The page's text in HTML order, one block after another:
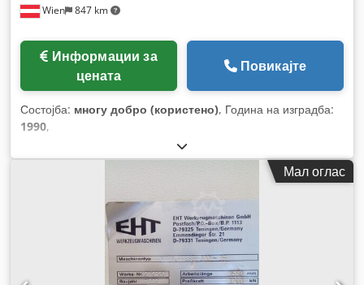
Wien 847 km
цената
Повикајте
Состојба: многу добро (користено), Година на изградба:
1990,
Мал оглас